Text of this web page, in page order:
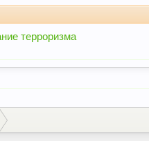
терроризма